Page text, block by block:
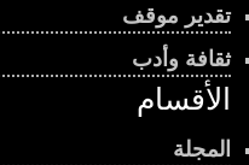
تقدير موقف
ثقافة وأدب
الأقسام
المجلة